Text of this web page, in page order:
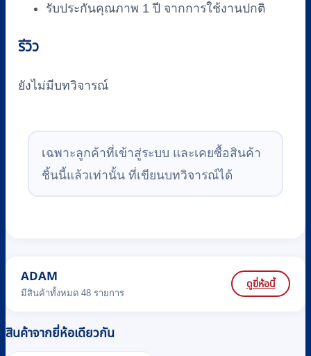
รับประกันคุณภาพ 1 ปี จากการใช้งานปกติ
รีวิว
ยังไม่มีบทวิจารณ์
เฉพาะลูกค้าที่เข้าสู่ระบบ และเคยซื้อสินค้า
ชิ้นนี้แล้วเท่านั้น ที่เขียนบทวิจารณ์ได้
ADAM
มีสินค้าทั้งหมด 48 รายการ
ดูยี่ห้อนี้
สินค้าจากยี่ห้อเดียวกัน